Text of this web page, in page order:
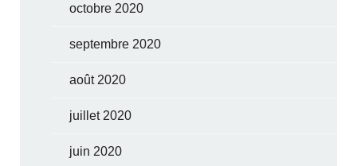
octobre 2020
septembre 2020
août 2020
juillet 2020
juin 2020